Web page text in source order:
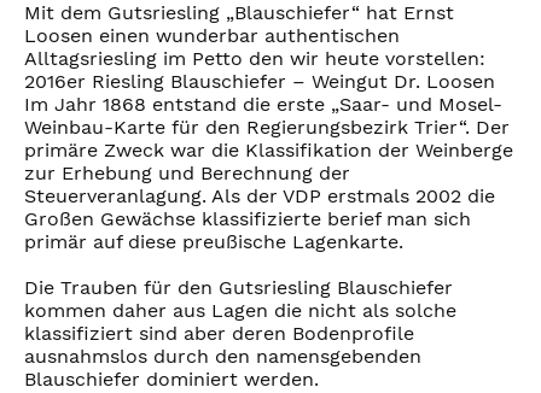
Mit dem Gutsriesling „Blauschiefer“ hat Ernst
Loosen einen wunderbar authentischen
Alltagsriesling im Petto den wir heute vorstellen:
2016er Riesling Blauschiefer – Weingut Dr. Loosen
Im Jahr 1868 entstand die erste „Saar- und Mosel-
Weinbau-Karte für den Regierungsbezirk Trier“. Der
primäre Zweck war die Klassifikation der Weinberge
zur Erhebung und Berechnung der
Steuerveranlagung. Als der VDP erstmals 2002 die
Großen Gewächse klassifizierte berief man sich
primär auf diese preußische Lagenkarte.
Die Trauben für den Gutsriesling Blauschiefer
kommen daher aus Lagen die nicht als solche
klassifiziert sind aber deren Bodenprofile
ausnahmslos durch den namensgebenden
Blauschiefer dominiert werden.